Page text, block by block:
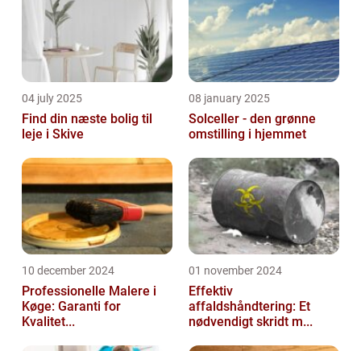
04 july 2025
Find din næste bolig til
leje i Skive
08 january 2025
Solceller - den grønne
omstilling i hjemmet
10 december 2024
Professionelle Malere i
Køge: Garanti for
Kvalitet...
01 november 2024
Effektiv
affaldshåndtering: Et
nødvendigt skridt m...